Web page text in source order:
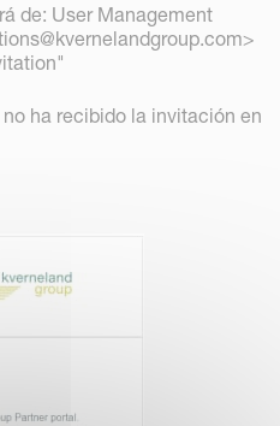
de: User Management
ha recibido la invitación en